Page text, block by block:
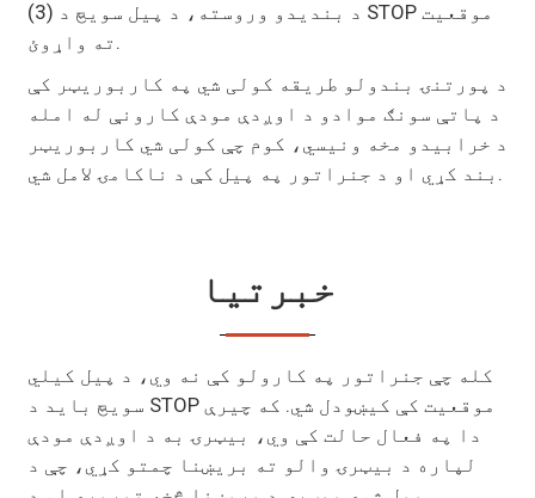
(3) د بندیدو وروسته، د پیل سویچ د STOP موقعیت
ته واړوئ.
د پورتنۍ بندولو طریقه کولی شي په کاربوریټر کې
د پاتې سونګ موادو د اوږدې مودې کارونې له امله
د خرابیدو مخه ونیسي، کوم چې کولی شي کاربوریټر
بند کړي او د جنراتور په پیل کې د ناکامۍ لامل شي.
خبرتیا
کله چې جنراتور په کارولو کې نه وي، د پیل کیلي
سویچ باید د STOP موقعیت کې کیښودل شي. که چیرې
دا په فعال حالت کې وي، بیټرۍ به د اوږدې مودې
لپاره د بیټرۍ والو ته بریښنا چمتو کړي، چې د